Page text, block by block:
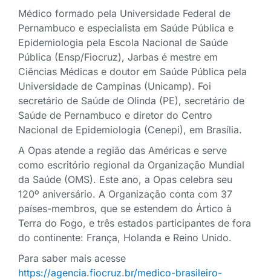
Médico formado pela Universidade Federal de
Pernambuco e especialista em Saúde Pública e
Epidemiologia pela Escola Nacional de Saúde
Pública (Ensp/Fiocruz), Jarbas é mestre em
Ciências Médicas e doutor em Saúde Pública pela
Universidade de Campinas (Unicamp). Foi
secretário de Saúde de Olinda (PE), secretário de
Saúde de Pernambuco e diretor do Centro
Nacional de Epidemiologia (Cenepi), em Brasília.
A Opas atende a região das Américas e serve
como escritório regional da Organização Mundial
da Saúde (OMS). Este ano, a Opas celebra seu
120º aniversário. A Organização conta com 37
países-membros, que se estendem do Ártico à
Terra do Fogo, e três estados participantes de fora
do continente: França, Holanda e Reino Unido.
Para saber mais acesse
https://agencia.fiocruz.br/medico-brasileiro-